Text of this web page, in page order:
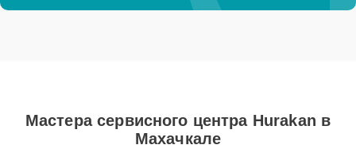
Мастера сервисного центра Hurakan в
Махачкале